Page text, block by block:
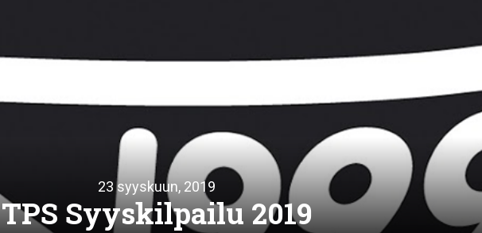
23 syyskuun, 2019
TPS Syyskilpailu 2019